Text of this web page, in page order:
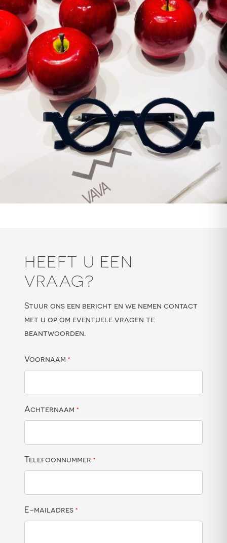
HEEFT U EEN
VRAAG?
Stuur ons een bericht en we nemen contact
met u op om eventuele vragen te
beantwoorden.
Voornaam *
Achternaam *
Telefoonnummer *
E-mailadres *